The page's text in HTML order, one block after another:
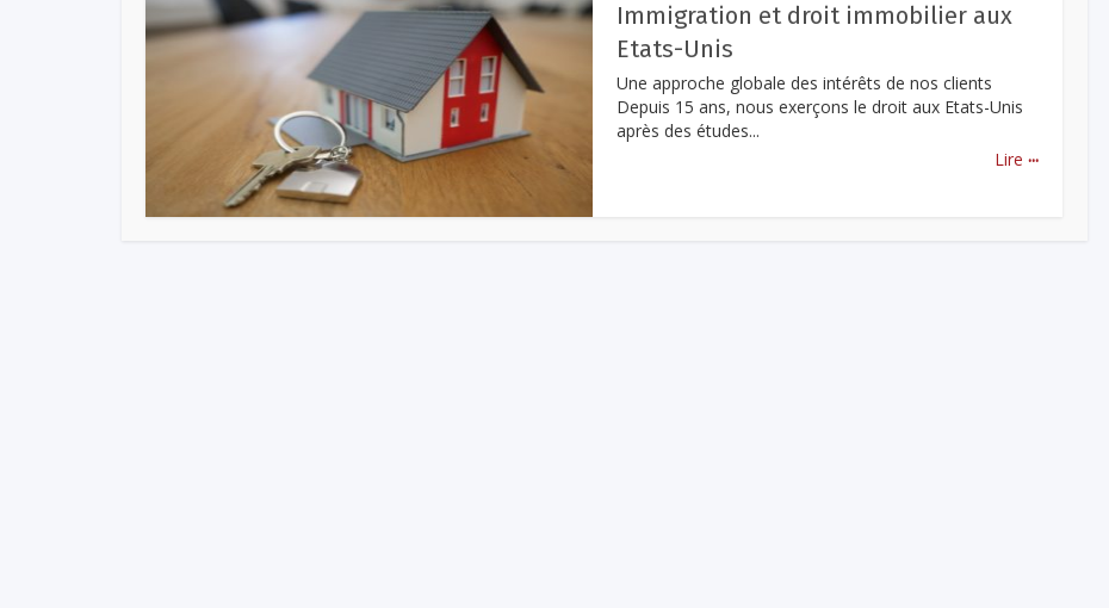
Immigration et droit immobilier aux
Etats-Unis
Une approche globale des intérêts de nos clients
Depuis 15 ans, nous exerçons le droit aux Etats-Unis
après des études...
Lire ...